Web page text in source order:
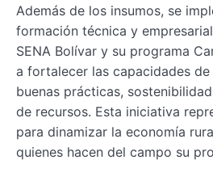
Además de los insumos, se
formación técnica y
SENA Bolívar y su programa
a fortalecer las capacidades
buenas prácticas,
de recursos. Esta iniciativa
para dinamizar la economía
quienes hacen del campo su